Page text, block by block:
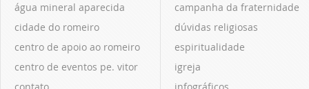
água mineral aparecida
cidade do romeiro
centro de apoio ao romeiro
centro de eventos pe. vitor
campanha da fraternidade
dúvidas religiosas
espiritualidade
igreja